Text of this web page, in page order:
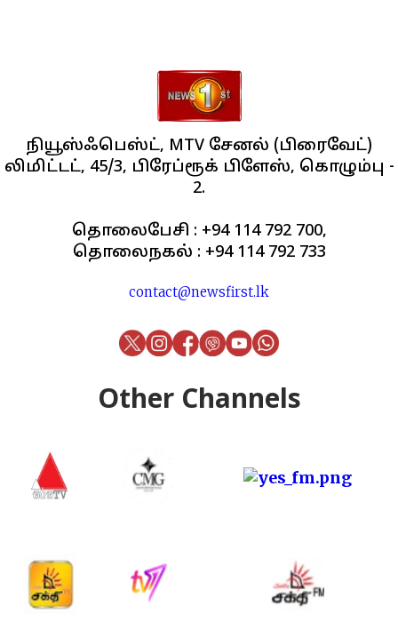
நியூஸ்ஃபெஸ்ட், MTV சேனல் (பிரைவேட்)
லிமிட்டட், 45/3, பிரேப்ரூக் பிளேஸ், கொழும்பு -
2.
தொலைபேசி : +94 114 792 700,
தொலைநகல் : +94 114 792 733
contact@newsfirst.lk
Other Channels